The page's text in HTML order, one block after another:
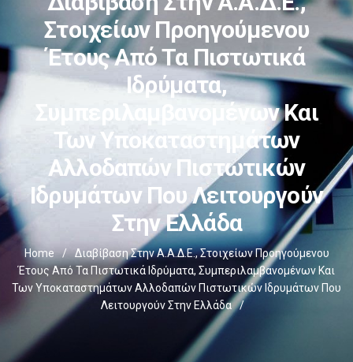
Στοιχείων Προηγούμενου
Έτους Από Τα Πιστωτικά
Ιδρύματα,
Συμπεριλαμβανομένων Και
Των Υποκαταστημάτων
Αλλοδαπών Πιστωτικών
Ιδρυμάτων Που Λειτουργούν
Στην Ελλάδα
Home /
Διαβίβαση Στην Α.Α.Δ.Ε., Στοιχείων Προηγούμενου
Έτους Από Τα Πιστωτικά Ιδρύματα, Συμπεριλαμβανομένων Και
Των Υποκαταστημάτων Αλλοδαπών Πιστωτικών Ιδρυμάτων Που
Λειτουργούν Στην Ελλάδα
/